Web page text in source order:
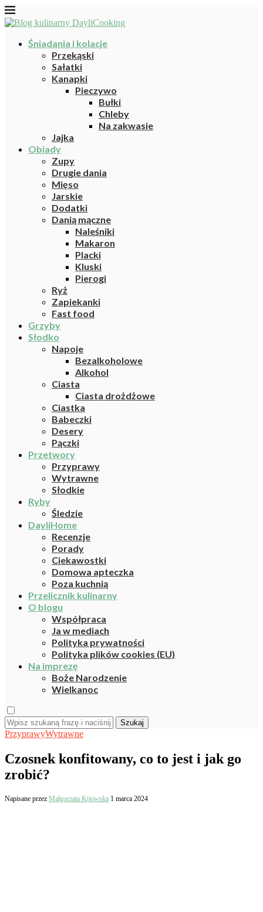
Śniadania i kolacje
Przekąski
Sałatki
Kanapki
Pieczywo
Bułki
Chleby
Na zakwasie
Jajka
Obiady
Zupy
Drugie dania
Mięso
Jarskie
Dodatki
Danią mączne
Naleśniki
Makaron
Placki
Kluski
Pierogi
Ryż
Zapiekanki
Fast food
Grzyby
Słodko
Napoje
Bezalkoholowe
Alkohol
Ciasta
Ciasta drożdżowe
Ciastka
Babeczki
Desery
Pączki
Przetwory
Przyprawy
Wytrawne
Słodkie
Ryby
Śledzie
DayliHome
Recenzje
Porady
Ciekawostki
Domowa apteczka
Poza kuchnią
Przelicznik kulinarny
O blogu
Współpraca
Ja w mediach
Polityka prywatności
Polityka plików cookies (EU)
Na imprezę
Boże Narodzenie
Wielkanoc
Szukaj
PrzyprawyWytrawne
Czosnek konfitowany, co to jest i jak go
zrobić?
Napisane przez Małgorzata Kijowska 1 marca 2024